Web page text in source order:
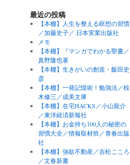
最近の投稿
【本棚】人生を整える瞑想の習慣
／加藤史子／ 日本実業出版社
メモ
【本棚】『マンガでわかる聖書／
真野隆也著
【本棚】生きがいの創造・飯田史
彦
【本棚】一発記憶術！勉強法／椋
木修三／成美文庫
【本棚】在宅HACKS／小山龍介
／東洋経済新報社
【本棚】お金持ち100人の秘密の
習慣大全／情報取材班／青春出版
社
【本棚】強欲不動産／吉松こころ
／文春新書